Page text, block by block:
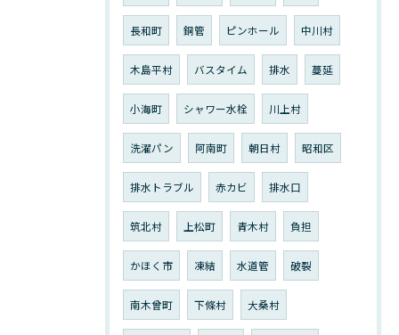
長和町 銅管 ピンホール 中川村
木島平村 バスタイム 排水 蔓延
小海町 シャワー水栓 川上村
洗濯パン 阿南町 朝日村 昭和区
排水トラブル 赤カビ 排水口
筑北村 上松町 青木村 負担
かほく市 凍結 水道管 破裂
南木曾町 下條村 大桑村